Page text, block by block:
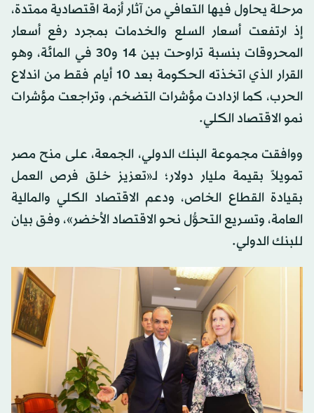
مرحلة يحاول فيها التعافي من آثار أزمة اقتصادية ممتدة،
إذ ارتفعت أسعار السلع والخدمات بمجرد رفع أسعار
المحروقات بنسبة تراوحت بين 14 و30 في المائة، وهو
القرار الذي اتخذته الحكومة بعد 10 أيام فقط من اندلاع
الحرب، كما ازدادت مؤشرات التضخم، وتراجعت مؤشرات
نمو الاقتصاد الكلي.
ووافقت مجموعة البنك الدولي، الجمعة، على منح مصر
تمويلاً بقيمة مليار دولار؛ لـ«تعزيز خلق فرص العمل
بقيادة القطاع الخاص، ودعم الاقتصاد الكلي والمالية
العامة، وتسريع التحوُّل نحو الاقتصاد الأخضر»، وفق بيان
للبنك الدولي.